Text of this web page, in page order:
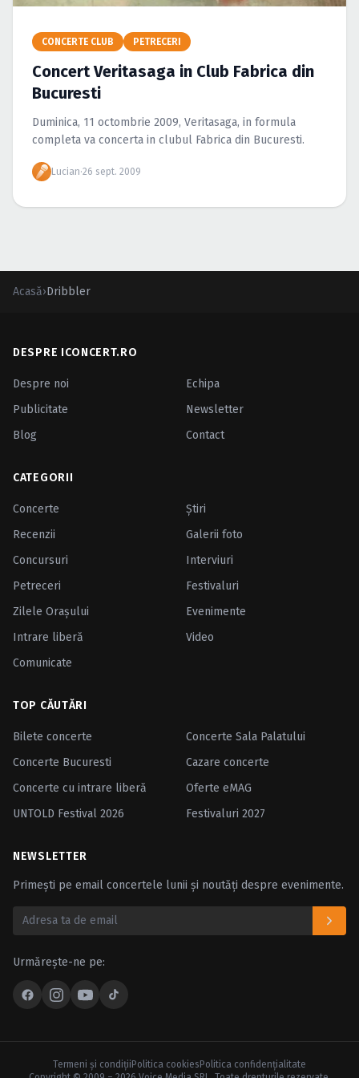
Caută în site...
CONCERTE CLUB PETRECERI
Concert Veritasaga in Club Fabrica din
Bucuresti
Duminica, 11 octombrie 2009, Veritasaga, in formula
completa va concerta in clubul Fabrica din Bucuresti.
Lucian·26 sept. 2009
Acasă›Dribbler
DESPRE ICONCERT.RO
Despre noi
Echipa
Publicitate
Newsletter
Blog
Contact
CATEGORII
Concerte
Ştiri
Recenzii
Galerii foto
Concursuri
Interviuri
Petreceri
Festivaluri
Zilele Oraşului
Evenimente
Intrare liberă
Video
Comunicate
TOP CĂUTĂRI
Bilete concerte
Concerte Sala Palatului
Concerte Bucuresti
Cazare concerte
Concerte cu intrare liberă
Oferte eMAG
UNTOLD Festival 2026
Festivaluri 2027
NEWSLETTER
Primești pe email concertele lunii și noutăți despre evenimente.
Urmărește-ne pe:
Termeni şi condiţii Politica cookies Politica confidenţialitate